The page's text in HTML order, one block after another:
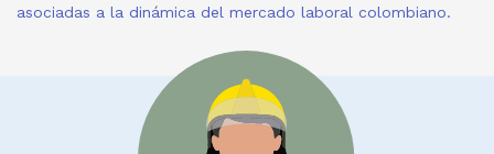
asociadas a la dinámica del mercado laboral colombiano.